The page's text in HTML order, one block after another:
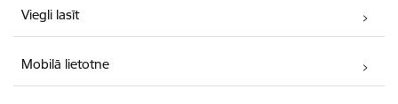
Viegli lasīt
Mobilā lietotne